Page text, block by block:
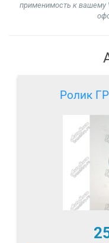
применимость к вашему
Ролик